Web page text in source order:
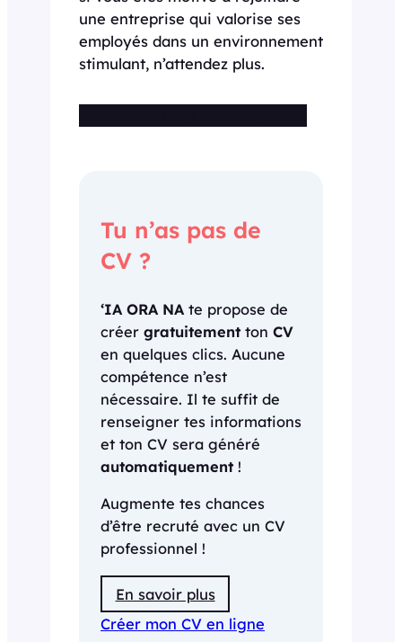
une entreprise qui valorise ses
employés dans un environnement
stimulant, n’attendez plus.
Tu n’as pas de
CV ?
‘IA ORA NA te propose de
créer gratuitementton CV
en quelques clics. Aucune
compétence n’est
nécessaire. Il te suffit de
renseigner tes informations
et ton CV sera généré
automatiquement!
Augmente tes chances
d’être recruté avec un CV
professionnel !
En savoir plus
Créer mon CV en ligne